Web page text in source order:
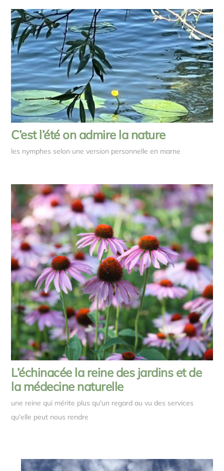
C’est l’été on admire la nature
les nymphes selon une version personnelle en marne
L’échinacée la reine des jardins et de
la médecine naturelle
une reine qui mérite plus qu'un regard au vu des services
qu'elle peut nous rendre